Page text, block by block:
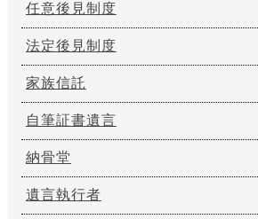
任意後見制度
法定後見制度
家族信託
自筆証書遺言
納骨堂
遺言執行者